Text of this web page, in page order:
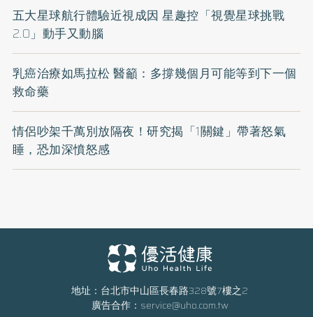
五大星球航行體驗近視成因 星趣控「視覺星球挑戰
2.0」動手又動腦
乳癌治療如馬拉松 醫籲：多撐幾個月可能等到下一個
救命藥
情侶吵架千萬別放隔夜！研究揭「1關鍵」帶著怒氣
睡，恐加深憤怒感
地址：台北市中山區長春路328號7樓之2
廣告合作： service@uho.com.tw